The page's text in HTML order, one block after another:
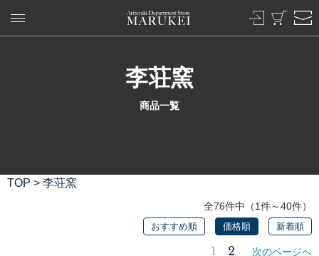
李荘窯
商品一覧
TOP > 李荘窯
全76件中（1件～40件）
おすすめ順 価格順 新着順
1 2 次のページへ